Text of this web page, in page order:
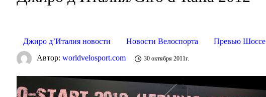
Джиро д’Италия новости Новости Велоспорта Превью Шоссе
Автор:worldvelosport.com 30 октября 2011г.